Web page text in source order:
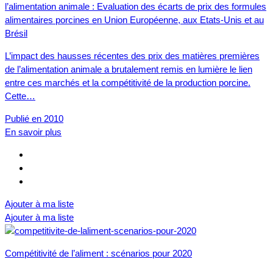
l’alimentation animale : Evaluation des écarts de prix des formules
alimentaires porcines en Union Européenne, aux Etats-Unis et au
Brésil
L’impact des hausses récentes des prix des matières premières
de l’alimentation animale a brutalement remis en lumière le lien
entre ces marchés et la compétitivité de la production porcine.
Cette…
Publié en 2010
En savoir plus
Ajouter à ma liste
Ajouter à ma liste
Compétitivité de l’aliment : scénarios pour 2020